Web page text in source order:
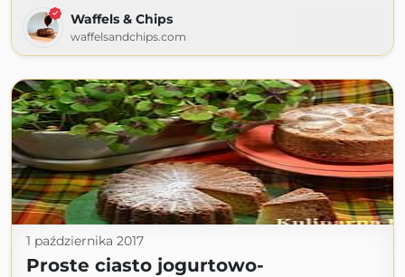
Waffels & Chips
waffelsandchips.com
1 października 2017
Proste ciasto jogurtowo-